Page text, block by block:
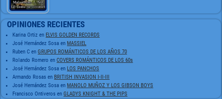
OPINIONES RECIENTES
Karina Ortiz enELVIS GOLDEN RECORDS
José Hernández Sosa enMASSIEL
Ruben C enGRUPOS ROMÁNTICOS DE LOS AÑOS 70
Rolando Romero enCOVERS ROMÁNTICOS DE LOS 60s
José Hernández Sosa enLOS PANCHOS
Armando Rosas enBRITISH INVASION I-II-III
José Hernández Sosa enMANOLO MUÑOZ Y LOS GIBSON BOYS
Francisco Ontiveros enGLADYS KNIGHT & THE PIPS